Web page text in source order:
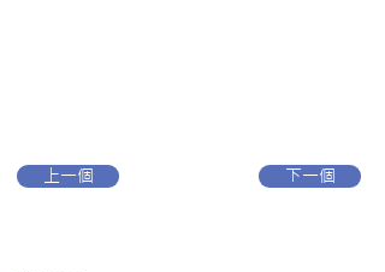
上一個 下一個